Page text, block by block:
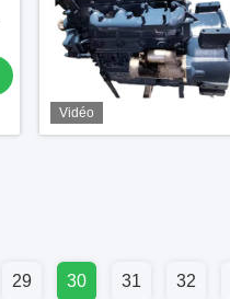
Vidéo
29 30 31 32